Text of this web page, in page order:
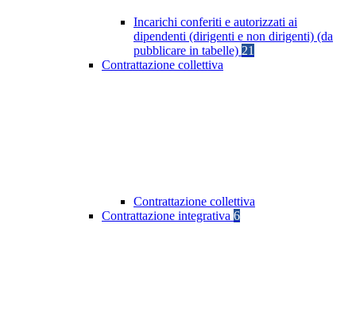
Incarichi conferiti e autorizzati ai
dipendenti (dirigenti e non dirigenti) (da
pubblicare in tabelle) 21
Contrattazione collettiva
Contrattazione collettiva
Contrattazione integrativa 6